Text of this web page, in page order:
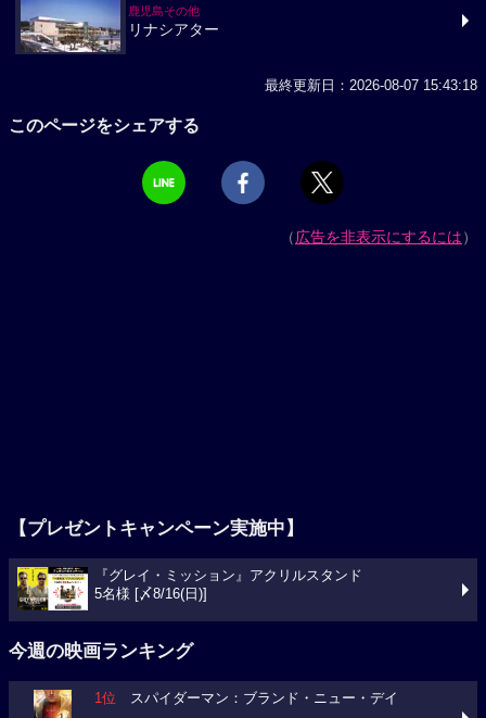
鹿児島その他
リナシアター
最終更新日：2026-08-07 15:43:18
このページをシェアする
（広告を非表示にするには）
【プレゼントキャンペーン実施中】
『グレイ・ミッション』アクリルスタンド
5名様 [〆8/16(日)]
今週の映画ランキング
1位 スパイダーマン：ブランド・ニュー・デイ